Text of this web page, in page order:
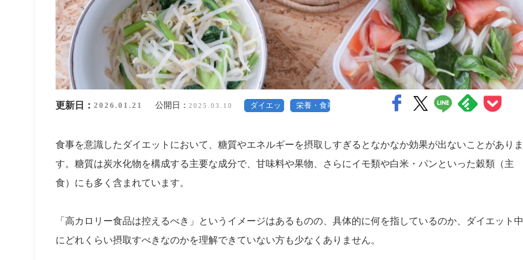
更新日：2026.01.21 公開日：2025.03.10 ダイエット 栄養・食事
食事を意識したダイエットにおいて、糖質やエネルギーを摂取しすぎるとなかなか効果が出ないことがありま
す。糖質は炭水化物を構成する主要な成分で、甘味料や果物、さらにイモ類や白米・パンといった穀類（主
食）にも多く含まれています。
「高カロリー食品は控えるべき」というイメージはあるものの、具体的に何を指しているのか、ダイエット中
にどれくらい摂取すべきなのかを理解できていない方も少なくありません。